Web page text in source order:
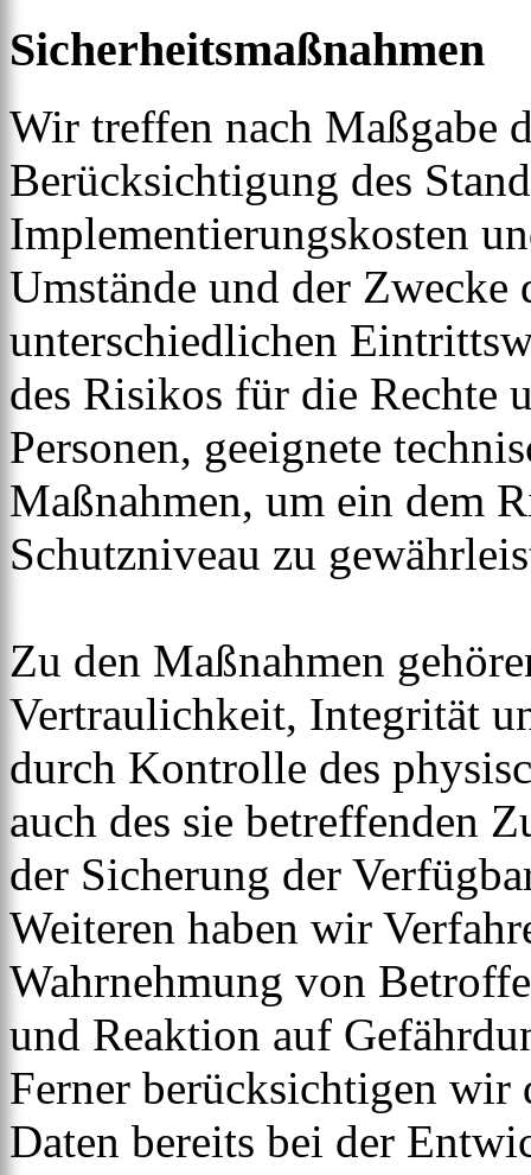
Sicherheitsmaßnahmen
Wir treffen nach Maßgabe
Berücksichtigung des
Implementierungskosten
Umstände und der Zwecke
unterschiedlichen
des Risikos für die Rechte
Personen, geeignete
Maßnahmen, um ein dem
Schutzniveau zu
Zu den Maßnahmen
Vertraulichkeit, Integrität
durch Kontrolle des
auch des sie betreffenden
der Sicherung der
Weiteren haben wir
Wahrnehmung von
und Reaktion auf
Ferner berücksichtigen wir
Daten bereits bei der